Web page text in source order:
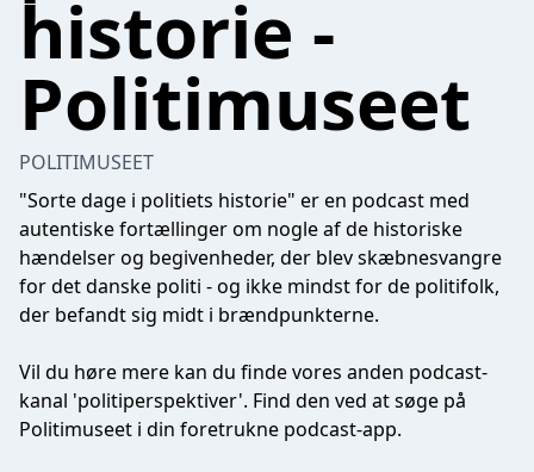
historie -
Politimuseet
POLITIMUSEET
"Sorte dage i politiets historie" er en podcast med
autentiske fortællinger om nogle af de historiske
hændelser og begivenheder, der blev skæbnesvangre
for det danske politi - og ikke mindst for de politifolk,
der befandt sig midt i brændpunkterne.
Vil du høre mere kan du finde vores anden podcast-
kanal 'politiperspektiver'. Find den ved at søge på
Politimuseet i din foretrukne podcast-app.